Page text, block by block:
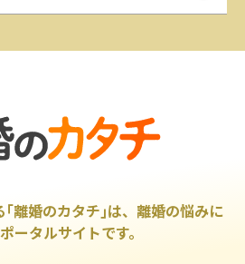
離婚のカタチ｣は、離婚の悩みに
ータルサイトです。